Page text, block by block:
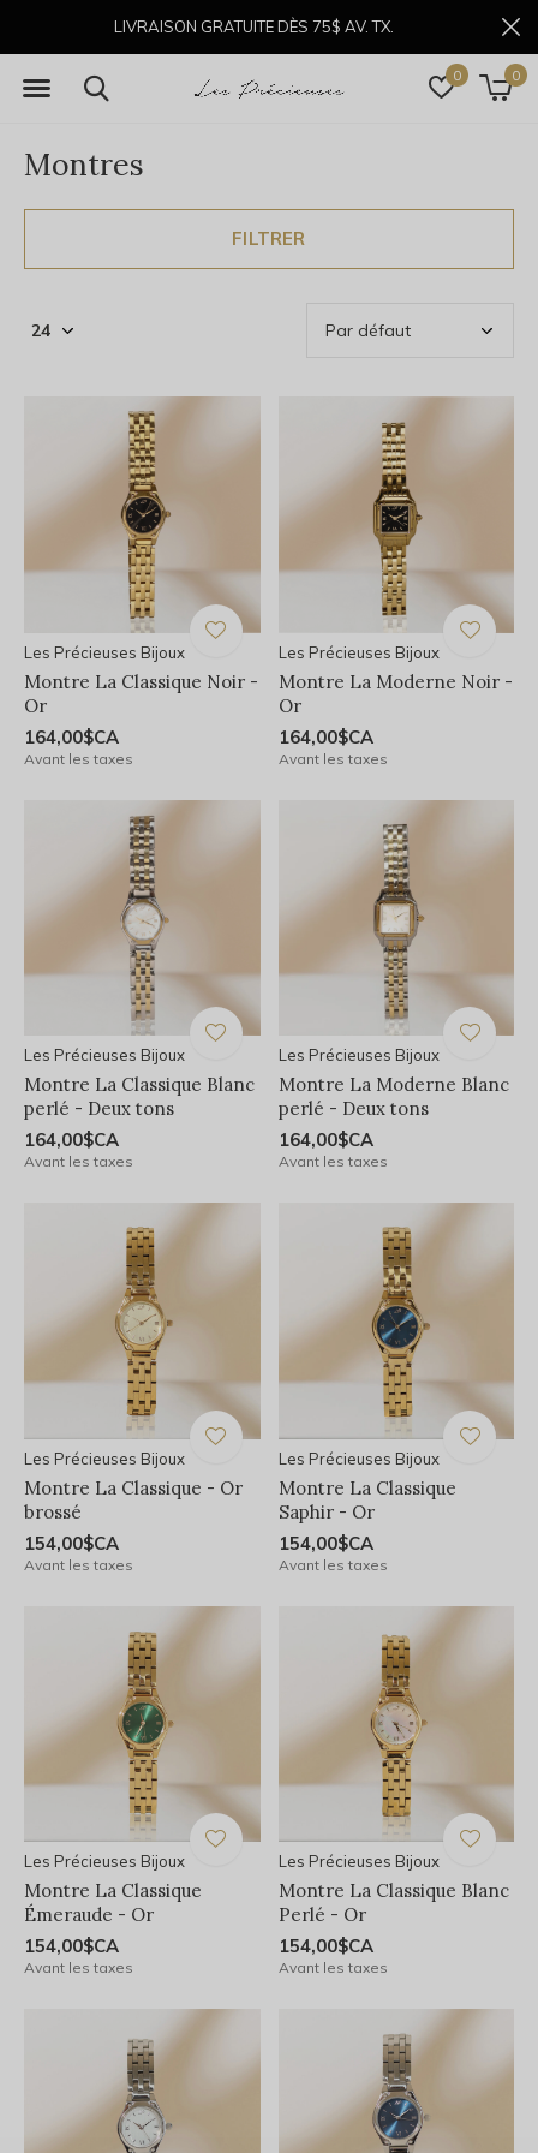
0 0
LIVRAISON GRATUITE DÈS 75$ AV. TX.
Montres
FILTRER
Les Précieuses Bijoux
Montre La Classique Noir -
Or
164,00$CA
Avant les taxes
Les Précieuses Bijoux
Montre La Moderne Noir -
Or
164,00$CA
Avant les taxes
Les Précieuses Bijoux
Montre La Classique Blanc
perlé - Deux tons
164,00$CA
Avant les taxes
Les Précieuses Bijoux
Montre La Moderne Blanc
perlé - Deux tons
164,00$CA
Avant les taxes
Les Précieuses Bijoux
Montre La Classique - Or
brossé
154,00$CA
Avant les taxes
Les Précieuses Bijoux
Montre La Classique
Saphir - Or
154,00$CA
Avant les taxes
Les Précieuses Bijoux
Montre La Classique
Émeraude - Or
154,00$CA
Avant les taxes
Les Précieuses Bijoux
Montre La Classique Blanc
Perlé - Or
154,00$CA
Avant les taxes